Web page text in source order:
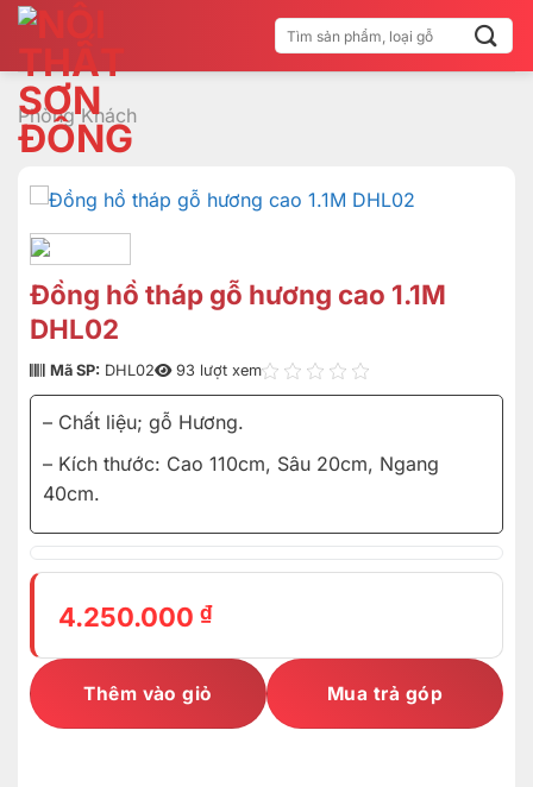
Bỏ
qua
nội
dung
Tìm
kiếm:
Phòng Khách
Đồng hồ tháp gỗ hương cao 1.1M
DHL02
Mã SP: DHL02 93 lượt xem
– Chất liệu; gỗ Hương.
– Kích thước: Cao 110cm, Sâu 20cm, Ngang
40cm.
4.250.000 ₫
Thêm vào giỏ Mua trả góp